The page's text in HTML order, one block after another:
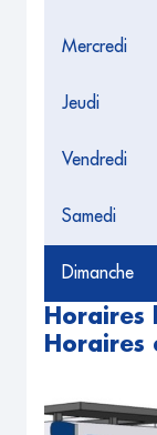
Mercredi
Jeudi
Vendredi
Samedi
Dimanche
Horaires
Horaires